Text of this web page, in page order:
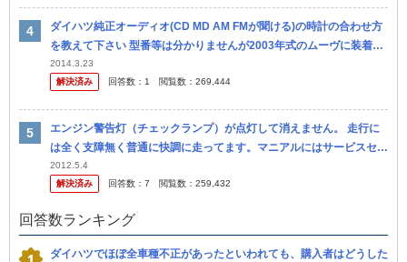
ダイハツ純正オーディオ(CD MD AM FMが聞ける)の時計の合わせ方
を教えて下さい 型番等は分かりませんが2003年式のムーヴに装着さ
れていたよくあるやつです 1～6までの番号が横に並んでます
2014.3.23
解決済み
回答数： 1 閲覧数： 269,444
エンジン警告灯（チェックランプ）が点灯して消えません。 走行に
は全く支障無く普通に快調に走ってます。マニアルにはサービスセン
ターに行ってくださいとしか書いてないのですが、 どんな故障が考
えられま...
2012.5.4
解決済み
回答数： 7 閲覧数： 259,432
回答数ランキング
ダイハツでほぼ全車種不正があったといわれても、購入者はどうした